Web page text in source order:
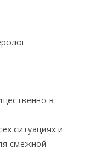
в
ситуациях и
смежной